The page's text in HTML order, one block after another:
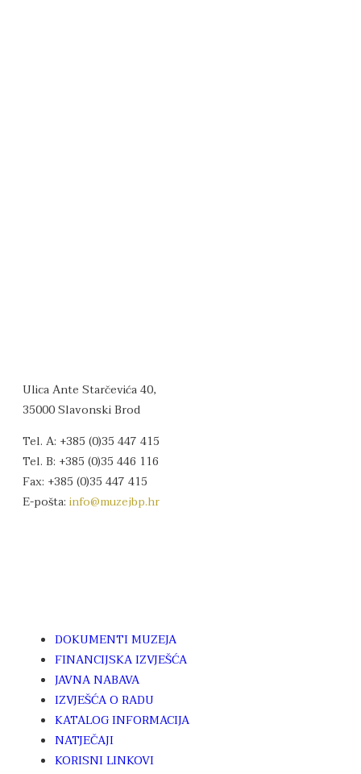
Ulica Ante Starčevića 40,
35000 Slavonski Brod
Tel. A: +385 (0)35 447 415
Tel. B: +385 (0)35 446 116
Fax: +385 (0)35 447 415
E-pošta: info@muzejbp.hr
DOKUMENTI MUZEJA
FINANCIJSKA IZVJEŠĆA
JAVNA NABAVA
IZVJEŠĆA O RADU
KATALOG INFORMACIJA
NATJEČAJI
KORISNI LINKOVI